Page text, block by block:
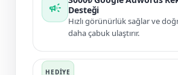
campaign
Desteği
Hızlı görünürlük sağlar ve
daha çabuk ulaştırır.